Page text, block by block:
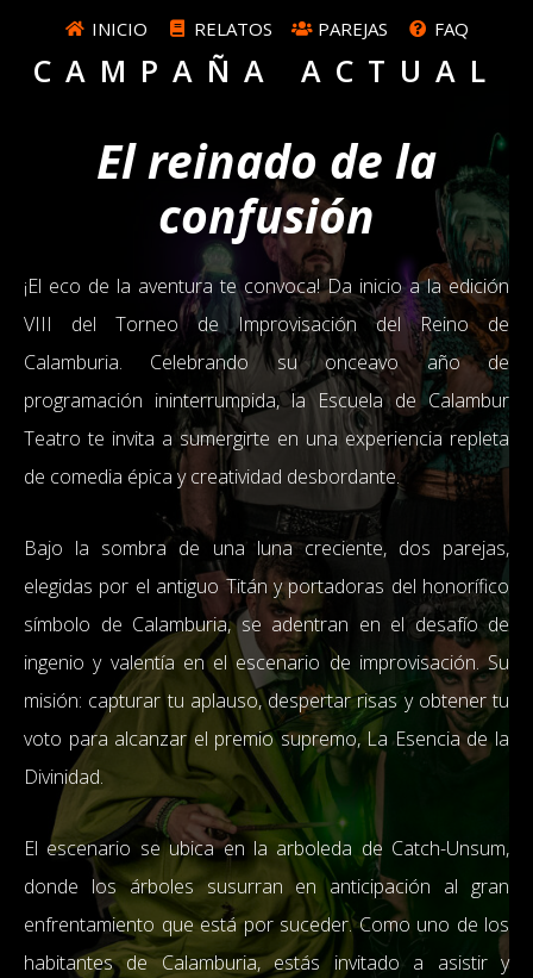
INICIO RELATOS PAREJAS FAQ
CAMPAÑA ACTUAL
El reinado de la
confusión
¡El eco de la aventura te convoca! Da inicio a la edición
VIII del Torneo de Improvisación del Reino de
Calamburia. Celebrando su onceavo año de
programación ininterrumpida, la Escuela de Calambur
Teatro te invita a sumergirte en una experiencia repleta
de comedia épica y creatividad desbordante.
Bajo la sombra de una luna creciente, dos parejas,
elegidas por el antiguo Titán y portadoras del honorífico
símbolo de Calamburia, se adentran en el desafío de
ingenio y valentía en el escenario de improvisación. Su
misión: capturar tu aplauso, despertar risas y obtener tu
voto para alcanzar el premio supremo, La Esencia de la
Divinidad.
El escenario se ubica en la arboleda de Catch-Unsum,
donde los árboles susurran en anticipación al gran
enfrentamiento que está por suceder. Como uno de los
habitantes de Calamburia, estás invitado a asistir y